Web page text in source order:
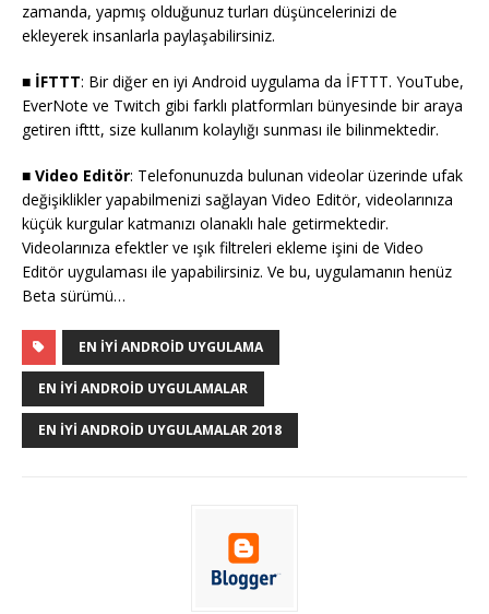
zamanda, yapmış olduğunuz turları düşüncelerinizi de
ekleyerek insanlarla paylaşabilirsiniz.
■ İFTTT: Bir diğer en iyi Android uygulama da İFTTT. YouTube,
EverNote ve Twitch gibi farklı platformları bünyesinde bir araya
getiren ifttt, size kullanım kolaylığı sunması ile bilinmektedir.
■ Video Editör: Telefonunuzda bulunan videolar üzerinde ufak
değişiklikler yapabilmenizi sağlayan Video Editör, videolarınıza
küçük kurgular katmanızı olanaklı hale getirmektedir.
Videolarınıza efektler ve ışık filtreleri ekleme işini de Video
Editör uygulaması ile yapabilirsiniz. Ve bu, uygulamanın henüz
Beta sürümü…
EN IYI ANDROID UYGULAMA
EN IYI ANDROID UYGULAMALAR
EN IYI ANDROID UYGULAMALAR 2018